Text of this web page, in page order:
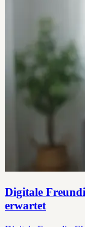
Digitale
erwartet